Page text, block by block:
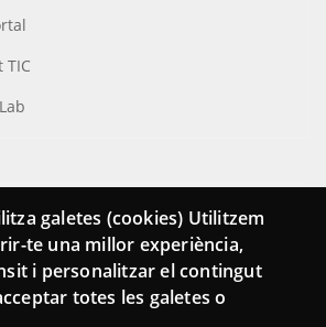
galetes (cookies) Utilitzem
te una millor experiència,
i personalitzar el contingut
totes les galetes o